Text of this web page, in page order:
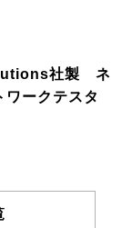
社製 ネ
ークテスタ